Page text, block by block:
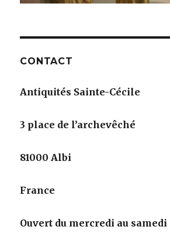
CONTACT
Antiquités Sainte-Cécile
3 place de l’archevêché
81000 Albi
France
Ouvert du mercredi au samedi